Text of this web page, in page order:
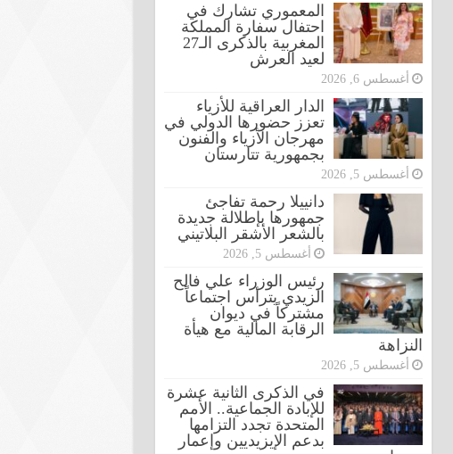
المعموري تشارك في
احتفال سفارة المملكة
المغربية بالذكرى الـ27
لعيد العرش
أغسطس 6, 2026
الدار العراقية للأزياء
تعزز حضورها الدولي في
مهرجان الأزياء والفنون
بجمهورية تتارستان
أغسطس 5, 2026
دانييلا رحمة تفاجئ
جمهورها بإطلالة جديدة
بالشعر الأشقر البلاتيني
أغسطس 5, 2026
رئيس الوزراء علي فالح
الزيدي يترأس اجتماعاً
مشتركاً في ديوان
الرقابة المالية مع هيأة
النزاهة
أغسطس 5, 2026
في الذكرى الثانية عشرة
للإبادة الجماعية.. الأمم
المتحدة تجدد التزامها
بدعم الإيزيديين وإعمار